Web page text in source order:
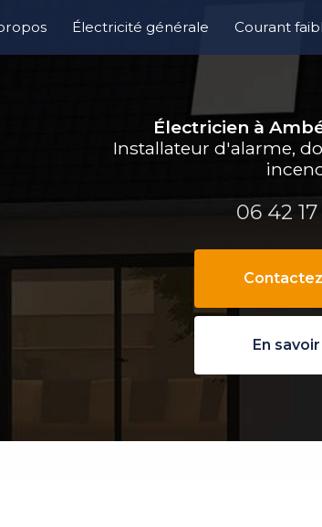
Électricité générale Courant
Contrôle
Électricien à
Installateur d'alarme,
06 42 17
En